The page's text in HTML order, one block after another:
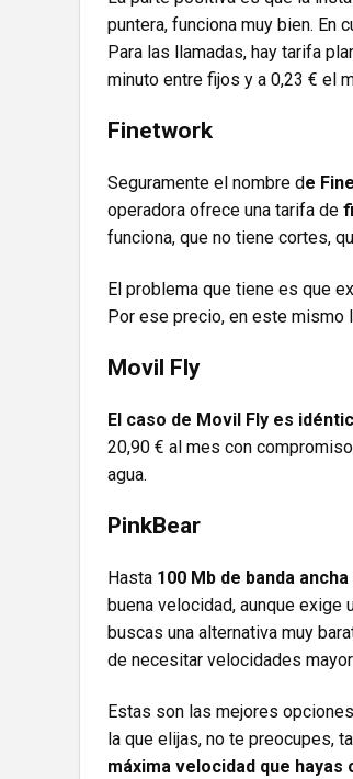
puntera, funciona muy bien. En
Para las llamadas, hay tarifa
minuto entre fijos y a 0,23 € el
Finetwork
Seguramente el nombre de
operadora ofrece una tarifa de
funciona, que no tiene cortes,
El problema que tiene es que
Por ese precio, en este mismo
Movil Fly
El caso de Movil Fly es
20,90 € al mes con
agua.
PinkBear
Hasta 100 Mb de banda
buena velocidad, aunque exige
buscas una alternativa muy
de necesitar velocidades
Estas son las mejores
la que elijas, no te preocupes,
máxima velocidad que hayas